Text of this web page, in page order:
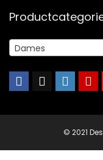
Dames
© 2021